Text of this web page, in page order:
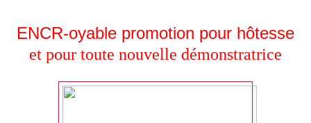
ENCR-oyable promotion pour hôtesse
et pour toute nouvelle démonstratrice